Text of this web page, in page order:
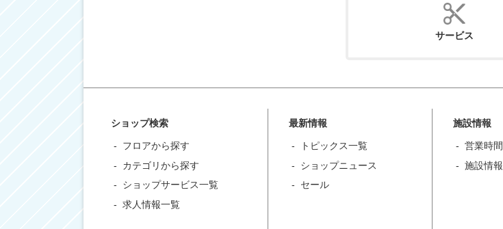
サービス
ショップ検索
フロアから探す
カテゴリから探す
ショップサービス一覧
求人情報一覧
最新情報
トピックス一覧
ショップニュース
セール
施設情報
営業時間
施設情報